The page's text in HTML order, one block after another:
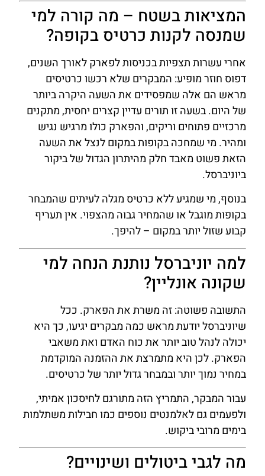
המציאות בשטח – מה קורה למי
שמנסה לקנות כרטיס בקופה?
אחרי עשרות תצפיות בכניסות לפארק לאורך השנים,
דפוס חוזר מופיע: המבקרים שלא רכשו כרטיסים
מראש הם אלה שמפסידים את השעה היקרה ביותר
של היום. בשעה זו תורים עדיין קצרים יחסית, מתקנים
מרכזיים פתוחים וריקים, והפארק כולו מרגיש נגיש
ומהיר. מי שמחכה בקופות במקום לנצל את השעה
הזאת פשוט מאבד חלק מהיתרון הגדול של ביקור
ביוניברסל.
בנוסף, מי שמגיע ללא כרטיס מגלה לעיתים שהמבחר
בקופות מוגבל או שהמחיר גבוה מהצפוי. אין תעריף
קבוע שזול יותר במקום – להיפך.
למה יוניברסל נותנת הנחה למי
שקונה אונליין?
התשובה פשוטה: זה משרת את הפארק. ככל
שיוניברסל יודעת מראש כמה מבקרים יגיעו, כך היא
יכולה לנהל טוב יותר את כוח האדם ואת משאבי
הפארק. לכן היא מתמרצת את ההזמנה המוקדמת
במחיר נמוך יותר ובמבחר גדול יותר של כרטיסים.
עבור המבקר, התמריץ הזה מתורגם לחיסכון אמיתי,
ולפעמים גם לאלמנטים נוספים כמו חבילות משתלמות
בימים מרובי ביקוש.
מה לגבי ביטולים ושינויים?